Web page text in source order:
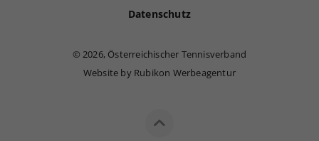
Datenschutz
©2026, Österreichischer Tennisverband
Website by Rubikon Werbeagentur